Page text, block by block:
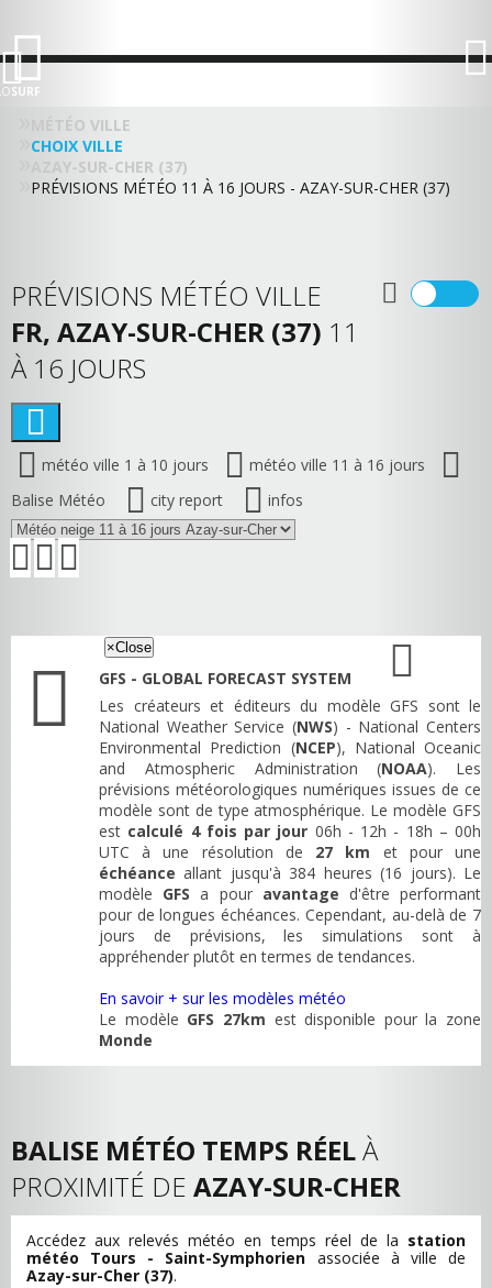
SURF
MÉTÉO VILLE
CHOIX VILLE
AZAY-SUR-CHER (37)
PRÉVISIONS MÉTÉO 11 À 16 JOURS - AZAY-SUR-CHER (37)
PRÉVISIONS MÉTÉO VILLE
FR, AZAY-SUR-CHER (37) 11
À 16 JOURS
météo ville 1 à 10 jours
météo ville 11 à 16 jours
Balise Météo
city report infos
×Close
GFS - GLOBAL FORECAST SYSTEM
Les créateurs et éditeurs du modèle GFS sont le
National Weather Service (NWS) - National Centers
Environmental Prediction (NCEP), National Oceanic
and Atmospheric Administration (NOAA). Les
prévisions météorologiques numériques issues de ce
modèle sont de type atmosphérique. Le modèle GFS
est calculé 4 fois par jour 06h - 12h - 18h – 00h
UTC à une résolution de 27 km et pour une
échéance allant jusqu'à 384 heures (16 jours). Le
modèle GFS a pour avantage d'être performant
pour de longues échéances. Cependant, au-delà de 7
jours de prévisions, les simulations sont à
appréhender plutôt en termes de tendances.
En savoir + sur les modèles météo
Le modèle GFS 27km est disponible pour la zone
Monde
BALISE MÉTÉO TEMPS RÉELÀ
PROXIMITÉ DE AZAY-SUR-CHER
Accédez aux relevés météo en temps réel de la station
météo Tours - Saint-Symphorien associée à ville de
Azay-sur-Cher (37).